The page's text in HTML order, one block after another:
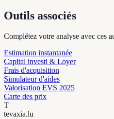
Outils associés
Complétez votre analyse avec ces
Estimation instantanée
Capital investi & Loyer
Frais d'acquisition
Simulateur d'aides
Valorisation EVS 2025
Carte des prix
T
tevaxia.lu